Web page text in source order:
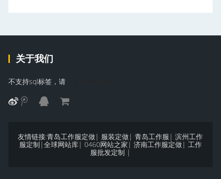
关于我们
不支持sql标签，请
友情链接:青岛工作服定做| 服装定做|青岛工作服 |滨州工作
服定制 | 全球网站库| 0460网站之家 | 济南工作服定做| 工作
服批发定制 |